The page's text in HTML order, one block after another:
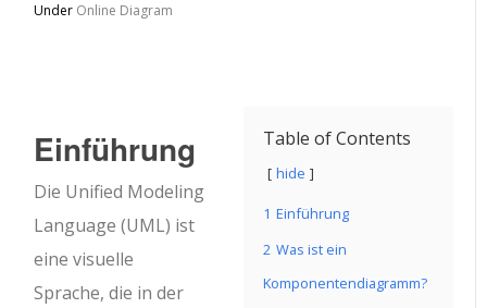
Under Online Diagram
Table of Contents
hide
1 Einführung
2 Was ist ein
Komponentendiagramm?
Einführung
Die Unified Modeling
Language (UML) ist
eine visuelle
Sprache, die in der